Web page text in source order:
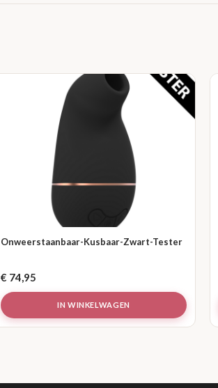
Onweerstaanbaar-Kusbaar-Zwart-Tester
€ 74,95
IN WINKELWAGEN